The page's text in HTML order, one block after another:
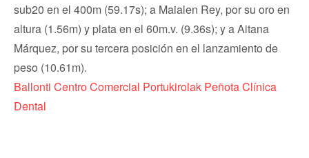
sub20 en el 400m (59.17s); a Maialen Rey, por su oro en
altura (1.56m) y plata en el 60m.v. (9.36s); y a Aitana
Márquez, por su tercera posición en el lanzamiento de
peso (10.61m).
Ballonti Centro Comercial Portukirolak Peñota Clínica
Dental